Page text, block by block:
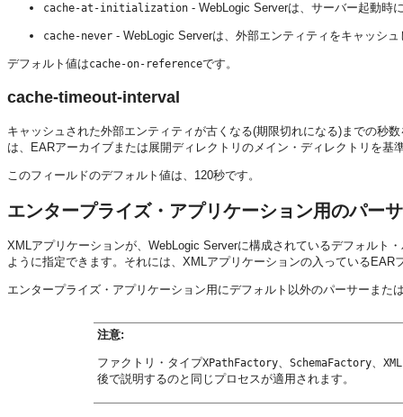
cache-at-initialization - WebLogic Serverは、サーバー起動時
cache-never - WebLogic Serverは、外部エンティティをキャッシュ
デフォルト値はcache-on-referenceです。
cache-timeout-interval
キャッシュされた外部エンティティが古くなる(期限切れになる)までの秒
は、EARアーカイブまたは展開ディレクトリのメイン・ディレクトリを
このフィールドのデフォルト値は、120秒です。
エンタープライズ・アプリケーション用のパー
XMLアプリケーションが、WebLogic Serverに構成されているデフォルト
ように指定できます。それには、XMLアプリケーションの入っているEAR
エンタープライズ・アプリケーション用にデフォルト以外のパーサーま
注意:
ファクトリ・タイプXPathFactory、 SchemaFactory、
後で説明するのと同じプロセスが適用されます。